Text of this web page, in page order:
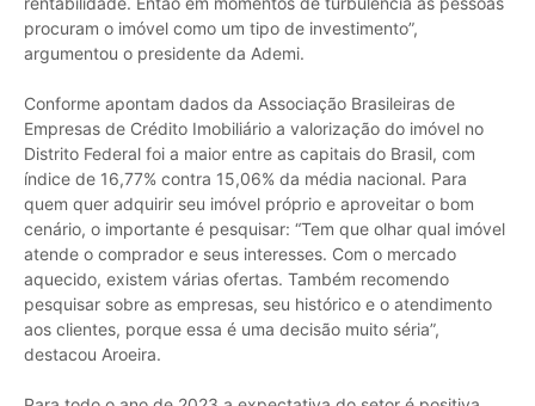
procuram o imóvel como um tipo de investimento”,
argumentou o presidente da Ademi.
Conforme apontam dados da Associação Brasileiras de
Empresas de Crédito Imobiliário a valorização do imóvel no
Distrito Federal foi a maior entre as capitais do Brasil, com
índice de 16,77% contra 15,06% da média nacional. Para
quem quer adquirir seu imóvel próprio e aproveitar o bom
cenário, o importante é pesquisar: “Tem que olhar qual imóvel
atende o comprador e seus interesses. Com o mercado
aquecido, existem várias ofertas. Também recomendo
pesquisar sobre as empresas, seu histórico e o atendimento
aos clientes, porque essa é uma decisão muito séria”,
destacou Aroeira.